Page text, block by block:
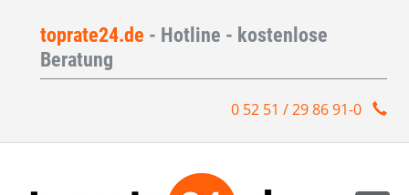
toprate24.de - Hotline - kostenlose
Beratung
0 52 51 / 29 86 91-0